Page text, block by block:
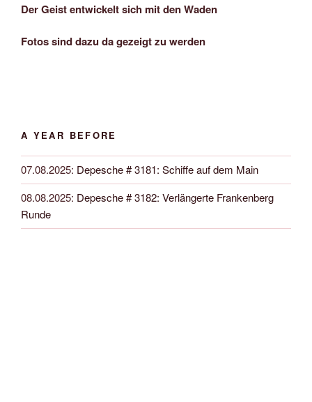
Der Geist entwickelt sich mit den Waden
Fotos sind dazu da gezeigt zu werden
A YEAR BEFORE
07.08.2025: Depesche # 3181: Schiffe auf dem Main
08.08.2025: Depesche # 3182: Verlängerte Frankenberg
Runde